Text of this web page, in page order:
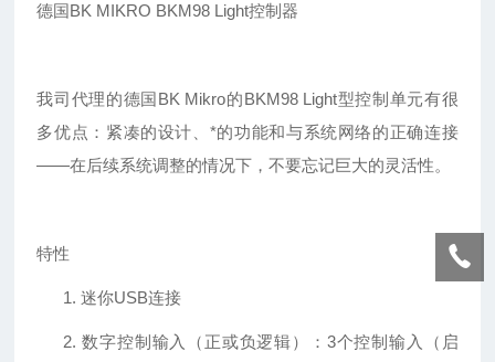
德国BK MIKRO BKM98 Light控制器
我司代理的德国BK Mikro的BKM98 Light型控制单元有很
多优点：紧凑的设计、*的功能和与系统网络的正确连接
——在后续系统调整的情况下，不要忘记巨大的灵活性。
特性
1.迷你USB连接
2.数字控制输入（正或负逻辑）： 3个控制输入（启